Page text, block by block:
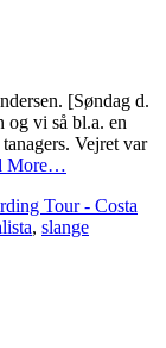
[Søndag d.
vi så bl.a. en
Vejret var
More…
Tour - Costa
, slange